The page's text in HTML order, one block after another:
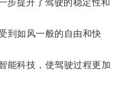
步提升了驾驶的稳定性和
如风一般的自由和快
科技，使驾驶过程更加